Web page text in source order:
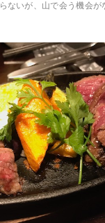
ないが、山で会う機会が